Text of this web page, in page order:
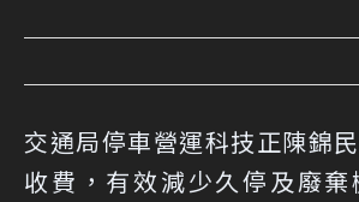
交通局停車營運科技正陳錦
收費，有效減少久停及廢